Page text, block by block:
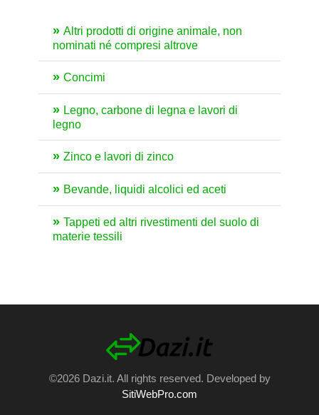
Altri prodotti di origine animale, non
nominati né compresi altrove
Concimi
Legno, carbone di legna e lavori di
legno
Zinco e lavori di zinco
Bevande, liquidi alcolici ed aceti
Tappeti ed altri rivestimenti del suolo di
materie tessili
©2026 Dazi.it. All rights reserved. Developed by
SitiWebPro.com